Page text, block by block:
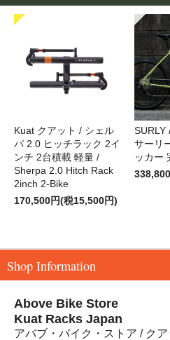
Kuat クアット / シェル
パ 2.0 ヒッチラック 2イ
ンチ 2台積載 軽量 /
Sherpa 2.0 Hitch Rack
2inch 2-Bike
170,500円(税15,500円)
SURLY
サーリ
ッカー
Shop Information
Above Bike Store
Kuat Racks Japan
アバブ・バイク・ストア / ク